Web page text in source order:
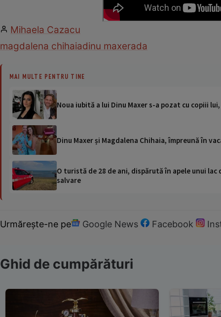
Mihaela Cazacu
magdalena chihaiadinu maxerada
MAI MULTE PENTRU TINE
Noua iubită a lui Dinu Maxer s-a pozat cu copiii
Dinu Maxer și Magdalena Chihaia, împreună în
O turistă de 28 de ani, dispărută în apele unui
salvare
Urmărește-ne pe Google News Facebook
Ghid de cumpărături